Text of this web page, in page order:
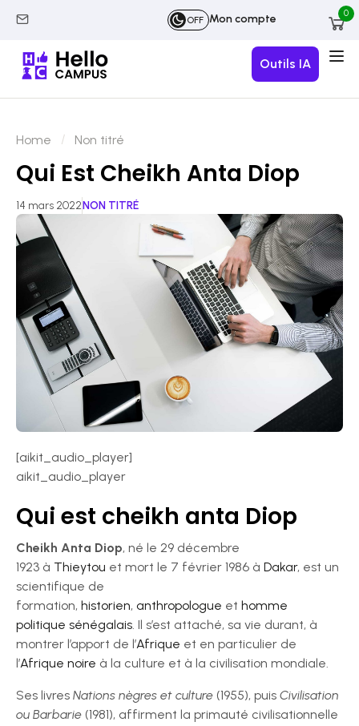
OFF Mon compte 0
Outils IA
Home Non titré
Qui Est Cheikh Anta Diop
14 mars 2022NON TITRÉ
[aikit_audio_player]
aikit_audio_player
Qui est cheikh anta Diop
Cheikh Anta Diop, né le 29 décembre
1923 à Thieytou et mort le 7 février 1986 à Dakar, est un
scientifique de
formation, historien, anthropologue et homme
politique sénégalais. Il s’est attaché, sa vie durant, à
montrer l’apport de l’Afrique et en particulier de
l’Afrique noire à la culture et à la civilisation mondiale.
Ses livres Nations nègres et culture (1955), puis Civilisation
ou Barbarie (1981), affirment la primauté civilisationnelle